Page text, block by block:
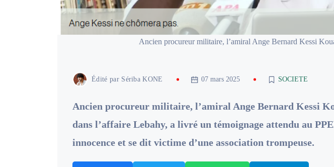
Ancien procureur militaire, l’amiral Ange Bernard Kessi
Édité par Sériba KONE 07 mars 2025 SOCIETE
Ancien procureur militaire, l’amiral Ange Bernard Kessi
dans l’affaire Lebahy, a livré un témoignage attendu au
innocence et se dit victime d’une association trompeuse.